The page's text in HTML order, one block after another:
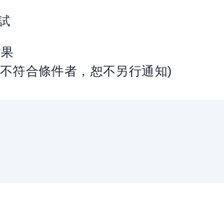
符合條件者，恕不另行通知)